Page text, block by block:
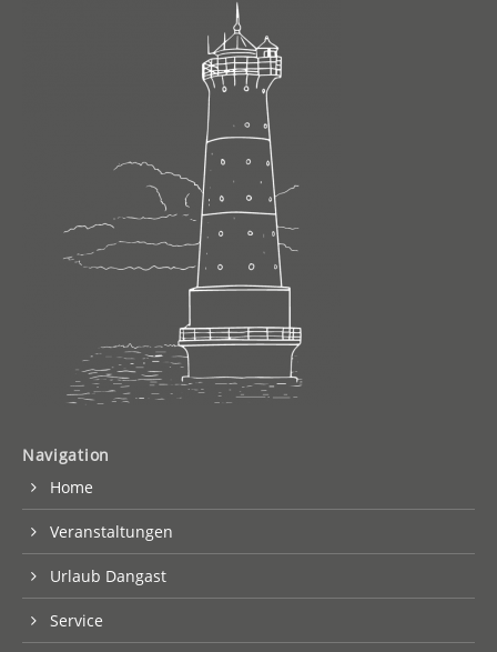
Navigation
Home
Veranstaltungen
Urlaub Dangast
Service